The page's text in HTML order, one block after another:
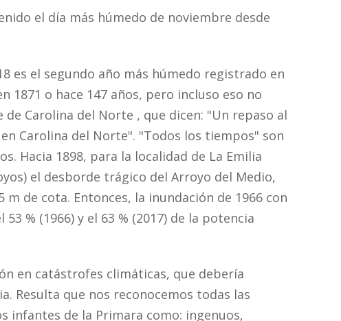
el día más húmedo de noviembre desde
es el segundo año más húmedo registrado en
1871 o hace 147 años, pero incluso eso no
Carolina del Norte , que dicen: "Un repaso al
Carolina del Norte". "Todos los tiempos" son
Hacia 1898, para la localidad de La Emilia
el desborde trágico del Arroyo del Medio,
m de cota. Entonces, la inundación de 1966 con
% (1966) y el 63 % (2017) de la potencia
en catástrofes climáticas, que debería
Resulta que nos reconocemos todas las
infantes de la Primara como: ingenuos,